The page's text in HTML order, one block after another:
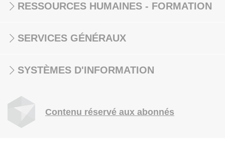
RESSOURCES HUMAINES - FORMATION
SERVICES GÉNÉRAUX
SYSTÈMES D'INFORMATION
Contenu réservé aux abonnés